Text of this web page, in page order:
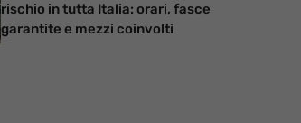
rischio in tutta Italia: orari, fasce
garantite e mezzi coinvolti